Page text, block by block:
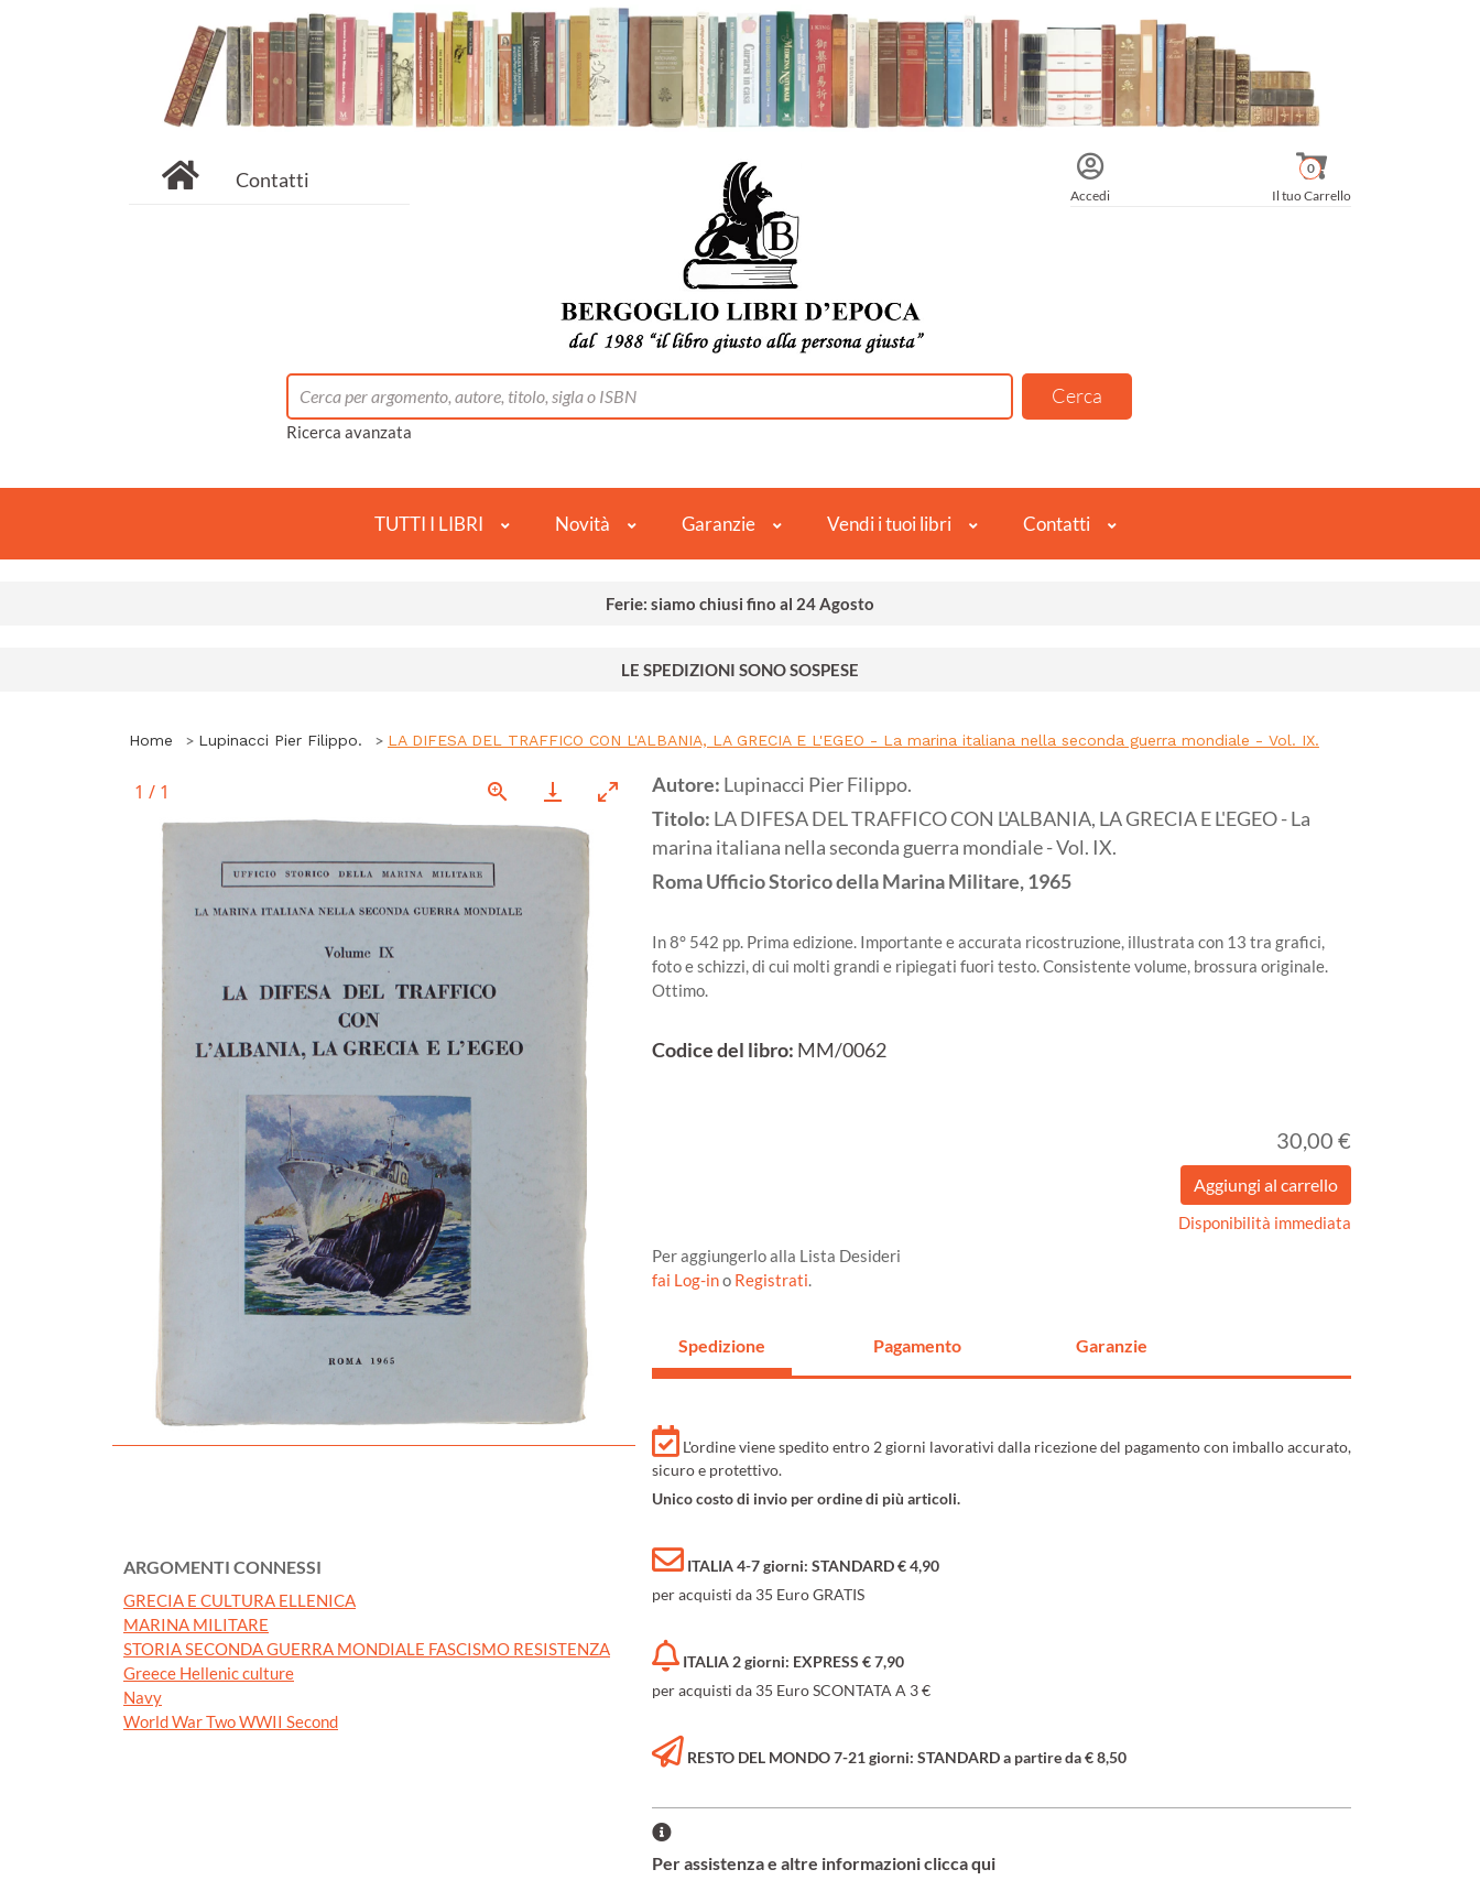
Contatti
Accedi Il tuo Carrello
0
Ricerca avanzata
TUTTI I LIBRI Novità Garanzie Vendi i tuoi libri Contatti
Ferie: siamo chiusi fino al 24 Agosto
LE SPEDIZIONI SONO SOSPESE
Home Lupinacci Pier Filippo. LA DIFESA DEL TRAFFICO CON L'ALBANIA, LA GRECIA E L'EGEO - La marina italiana nella seconda guerra mondiale - Vol. IX.
1 / 1
ARGOMENTI CONNESSI
GRECIA E CULTURA ELLENICA
MARINA MILITARE
STORIA SECONDA GUERRA MONDIALE FASCISMO RESISTENZA
Greece Hellenic culture
Navy
World War Two WWII Second
Autore: Lupinacci Pier Filippo.
Titolo: LA DIFESA DEL TRAFFICO CON L'ALBANIA, LA GRECIA E L'EGEO - La
marina italiana nella seconda guerra mondiale - Vol. IX.
RomaUfficio Storico della Marina Militare,1965
In 8° 542 pp. Prima edizione. Importante e accurata ricostruzione, illustrata con 13 tra grafici,
foto e schizzi, di cui molti grandi e ripiegati fuori testo. Consistente volume, brossura originale.
Ottimo.
Codice del libro: MM/0062
30,00 €
Disponibilità immediata
Per aggiungerlo alla Lista Desideri
fai Log-ino Registrati.
Spedizione Pagamento Garanzie
L'ordine viene spedito entro 2 giorni lavorativi dalla ricezione del pagamento con imballo accurato,
sicuro e protettivo.
Unico costo di invio per ordine di più articoli.
ITALIA 4-7 giorni: STANDARD € 4,90
per acquisti da 35 Euro GRATIS
ITALIA 2 giorni: EXPRESS € 7,90
per acquisti da 35 Euro SCONTATA A 3 €
RESTO DEL MONDO 7-21 giorni: STANDARD a partire da € 8,50
Per assistenza e altre informazioni clicca qui